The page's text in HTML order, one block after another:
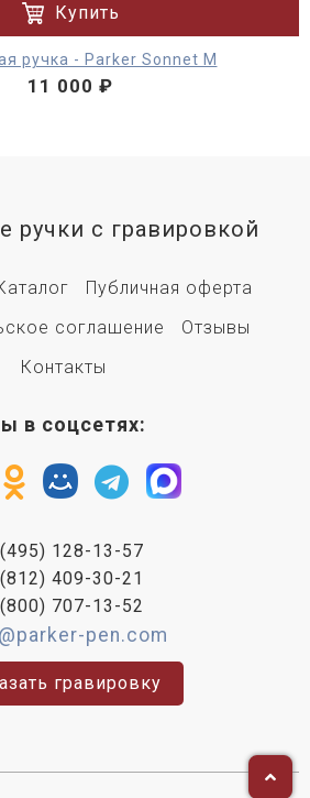
Купить
ручка - Parker Sonnet M
11 000 ₽
ручки с гравировкой
Публичная оферта
соглашение
Отзывы
Контакты
в соцсетях:
128-13-57
409-30-21
707-13-52
pen.com
гравировку